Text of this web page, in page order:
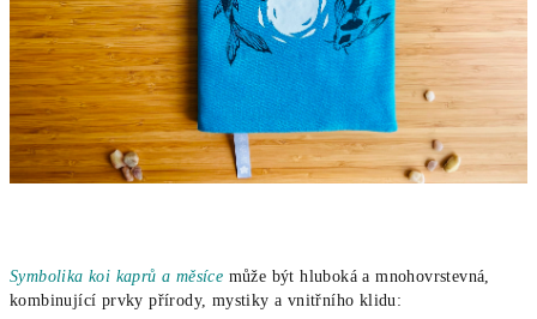
Symbolika koi kaprů a měsíce může být hluboká a mnohovrstevná,
kombinující prvky přírody, mystiky a vnitřního klidu: